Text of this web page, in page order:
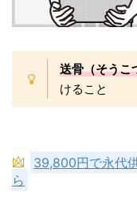
送骨（そうこ
けること
39,800円で永代
ら